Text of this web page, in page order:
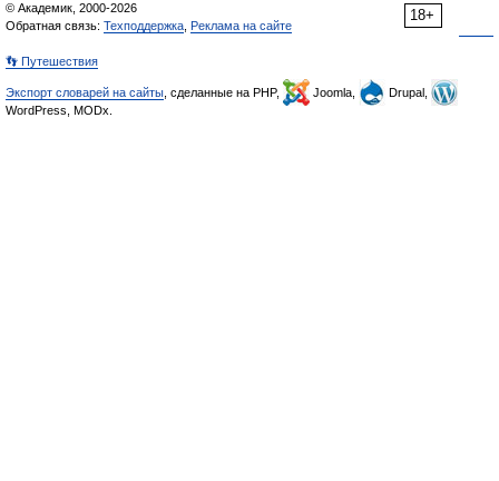
18+
© Академик, 2000-2026
Обратная связь: Техподдержка Реклама на сайте
👣 Путешествия
Экспорт словарей на сайты , сделанные на PHP, Joomla,
Drupal,
WordPress, MODx.